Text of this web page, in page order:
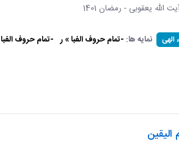
الله یعقوبی - رمضان 1401
الهی نمایه ها: -تمام حروف الفبا » ر -تمام حروف الفبا